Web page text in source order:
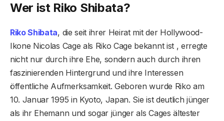
Wer ist Riko Shibata?
Riko Shibata, die seit ihrer Heirat mit der Hollywood-
Ikone Nicolas Cage als Riko Cage bekannt ist , erregte
nicht nur durch ihre Ehe, sondern auch durch ihren
faszinierenden Hintergrund und ihre Interessen
öffentliche Aufmerksamkeit. Geboren wurde Riko am
10. Januar 1995 in Kyoto, Japan. Sie ist deutlich jünger
als ihr Ehemann und sogar jünger als Cages ältester